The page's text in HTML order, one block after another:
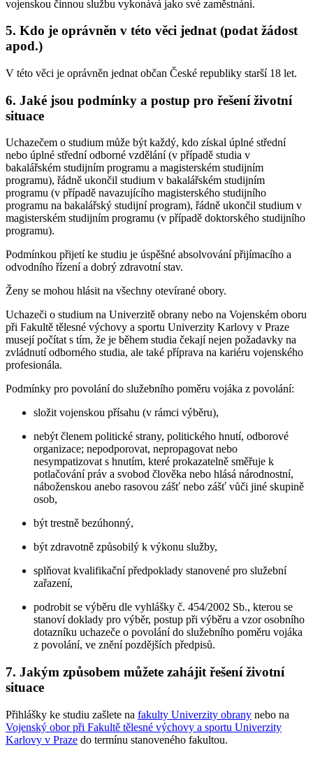
vojenskou činnou službu vykonává jako své zaměstnání.
5. Kdo je oprávněn v této věci jednat (podat žádost
apod.)
V této věci je oprávněn jednat občan České republiky starší 18 let.
6. Jaké jsou podmínky a postup pro řešení životní
situace
Uchazečem o studium může být každý, kdo získal úplné střední
nebo úplné střední odborné vzdělání (v případě studia v
bakalářském studijním programu a magisterském studijním
programu), řádně ukončil studium v bakalářském studijním
programu (v případě navazujícího magisterského studijního
programu na bakalářský studijní program), řádně ukončil studium v
magisterském studijním programu (v případě doktorského studijního
programu).
Podmínkou přijetí ke studiu je úspěšné absolvování přijímacího a
odvodního řízení a dobrý zdravotní stav.
Ženy se mohou hlásit na všechny otevírané obory.
Uchazeči o studium na Univerzitě obrany nebo na Vojenském oboru
při Fakultě tělesné výchovy a sportu Univerzity Karlovy v Praze
musejí počítat s tím, že je během studia čekají nejen požadavky na
zvládnutí odborného studia, ale také příprava na kariéru vojenského
profesionála.
Podmínky pro povolání do služebního poměru vojáka z povolání:
složit vojenskou přísahu (v rámci výběru),
nebýt členem politické strany, politického hnutí, odborové
organizace; nepodporovat, nepropagovat nebo
nesympatizovat s hnutím, které prokazatelně směřuje k
potlačování práv a svobod člověka nebo hlásá národnostní,
náboženskou anebo rasovou zášť nebo zášť vůči jiné skupině
osob,
být trestně bezúhonný,
být zdravotně způsobilý k výkonu služby,
splňovat kvalifikační předpoklady stanovené pro služební
zařazení,
podrobit se výběru dle vyhlášky č. 454/2002 Sb., kterou se
stanoví doklady pro výběr, postup při výběru a vzor osobního
dotazníku uchazeče o povolání do služebního poměru vojáka
z povolání, ve znění pozdějších předpisů.
7. Jakým způsobem můžete zahájit řešení životní
situace
Přihlášky ke studiu zašlete na fakulty Univerzity obrany nebo na
Vojenský obor při Fakultě tělesné výchovy a sportu Univerzity
Karlovy v Praze do termínu stanoveného fakultou.